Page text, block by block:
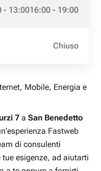
- 13:0016:00 - 19:00
Chiuso
Mobile, Energia e
7 a San Benedetto
Fastweb
di consulenti
esigenze, ad aiutarti